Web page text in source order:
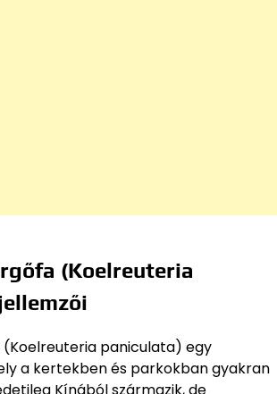
(Koelreuteria
paniculata) egy
a kertekben és parkokban gyakran